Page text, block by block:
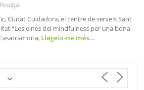
Ciutat Cuidadora, el centre de serveis Sant
“Les eines del mindfulness per una bona
Llegeix-ne més…